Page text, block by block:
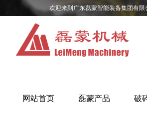
欢迎来到广东磊蒙智能装备集团有
网站首页 磊蒙产品 破